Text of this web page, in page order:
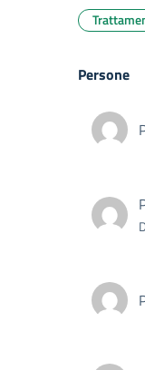
Persone